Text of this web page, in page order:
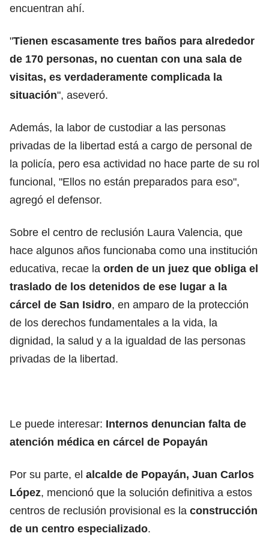
encuentran ahí.
"Tienen escasamente tres baños para alrededor
de 170 personas, no cuentan con una sala de
visitas, es verdaderamente complicada la
situación", aseveró.
Además, la labor de custodiar a las personas
privadas de la libertad está a cargo de personal de
la policía, pero esa actividad no hace parte de su rol
funcional, "Ellos no están preparados para eso",
agregó el defensor.
Sobre el centro de reclusión Laura Valencia, que
hace algunos años funcionaba como una institución
educativa, recae la orden de un juez que obliga el
traslado de los detenidos de ese lugar a la
cárcel de San Isidro, en amparo de la protección
de los derechos fundamentales a la vida, la
dignidad, la salud y a la igualdad de las personas
privadas de la libertad.
Le puede interesar: Internos denuncian falta de
atención médica en cárcel de Popayán
Por su parte, el alcalde de Popayán, Juan Carlos
López, mencionó que la solución definitiva a estos
centros de reclusión provisional es la construcción
de un centro especializado.